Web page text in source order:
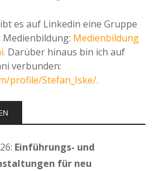
es auf Linkedin eine Gruppe
Medienbildung
Darüber hinaus bin ich auf
verbunden:
profile/Stefan_Iske/.
Einführungs- und
für neu